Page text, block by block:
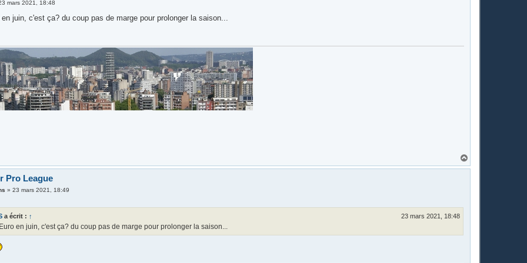
mars 2021, 18:48
juin, c'est ça? du coup pas de marge pour prolonger la saison...
a
Pro League
»23 mars 2021, 18:49
a écrit : ↑ 23 mars 2021, 18:48
en juin, c'est ça? du coup pas de marge pour prolonger la saison...